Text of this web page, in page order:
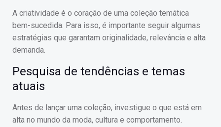
A criatividade é o coração de uma coleção temática
bem-sucedida. Para isso, é importante seguir algumas
estratégias que garantam originalidade, relevância e alta
demanda.
Pesquisa de tendências e temas
atuais
Antes de lançar uma coleção, investigue o que está em
alta no mundo da moda, cultura e comportamento.